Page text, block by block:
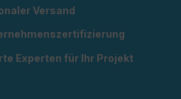
Versand
Experten für Ihr Projekt